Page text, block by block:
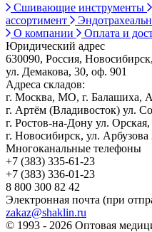
Сшивающие инструменты
ассортимент
О компании
Оплата и
Юридический адрес
630090, Россия, Новосибирск,
ул. Демакова, 30, оф. 901
Адреса складов:
г. Москва, МО, г. Балашиха,
г. Артём (Владивосток) ул.
г. Ростов-на-Дону ул. Орская,
г. Новосибирск, ул. Арбузова
Многоканальные телефоны
+7 (383) 335-61-23
+7 (383) 336-01-23
8 800 300 82 42
Электронная почта (при
zakaz@shaklin.ru
© 1993 - 2026 Оптовая